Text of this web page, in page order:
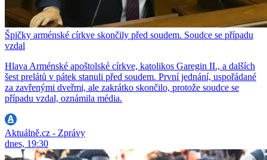
Špičky arménské církve skončily před soudem. Soudce se případu
vzdal
Hlava Arménské apoštolské církve, katolikos Garegin II., a dalších
šest prelátů v pátek stanuli před soudem. První jednání, uspořádané
za zavřenými dveřmi, ale zakrátko skončilo, protože soudce se
případu vzdal, oznámila média.
Aktuálně.cz - Zprávy
dnes, 19:30